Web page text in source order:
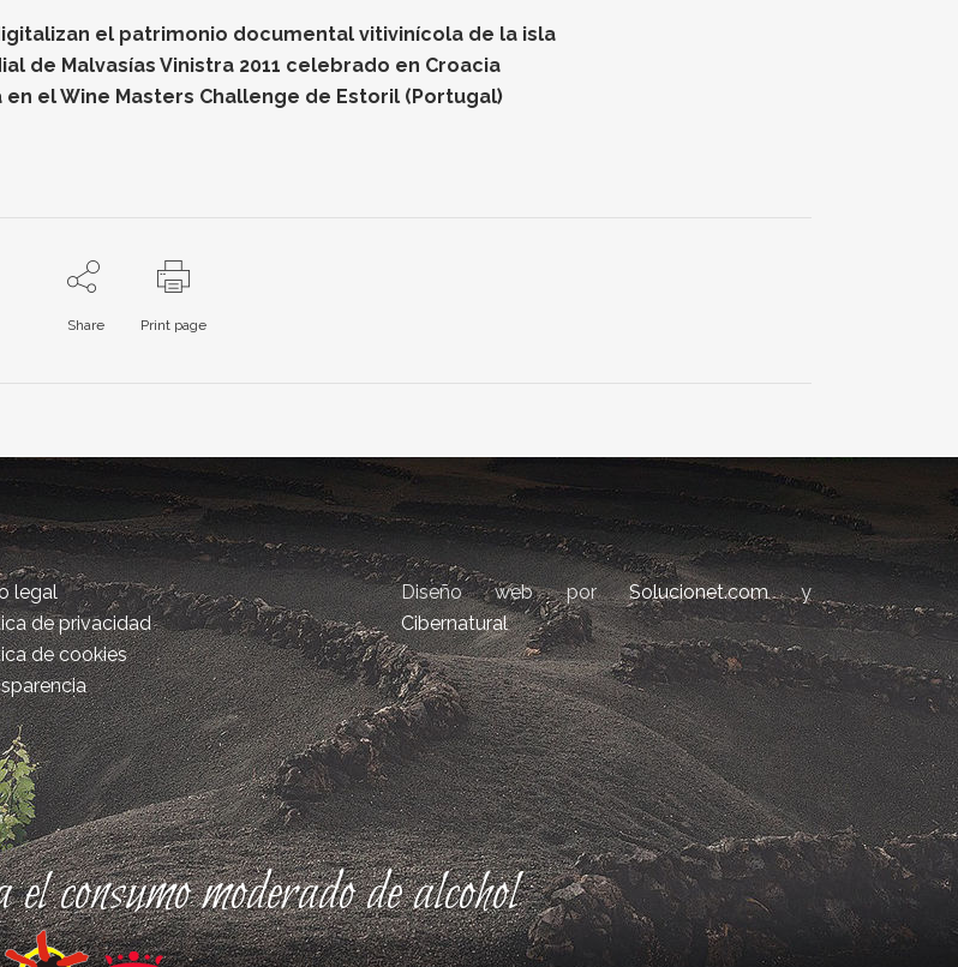
el patrimonio documental vitivinícola de la isla
de Malvasías Vinistra 2011 celebrado en Croacia
el Wine Masters Challenge de Estoril (Portugal)
Share Print page
legal
de privacidad
de cookies
Diseño web porSolucionet.comy
Cibernatural
el consumo moderado de alcohol